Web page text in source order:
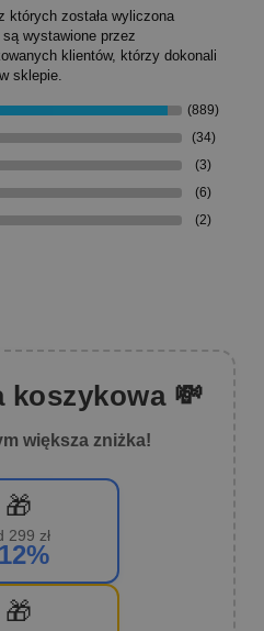
których została wyliczona
wystawione przez
klientów, którzy dokonali
sklepie.
(889)
(34)
(3)
(6)
(2)
koszykowa 💸
większa zniżka!
🎁
299 zł
🎁